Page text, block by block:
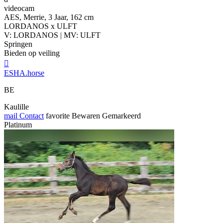
videocam
AES, Merrie, 3 Jaar, 162 cm
LORDANOS x ULFT
V: LORDANOS | MV: ULFT
Springen
Bieden op veiling

ESHA.horse
BE
Kaulille
mail Contact favorite Bewaren Gemarkeerd
Platinum